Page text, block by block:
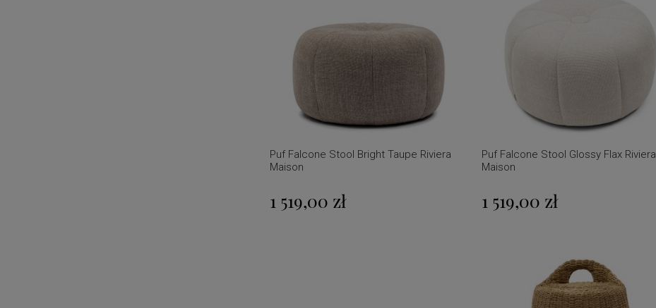
Puf Falcone Stool Bright Taupe Riviera
Maison
1 519,00 zł
Puf Falcone Stool Glossy Flax Riviera
Maison
1 519,00 zł